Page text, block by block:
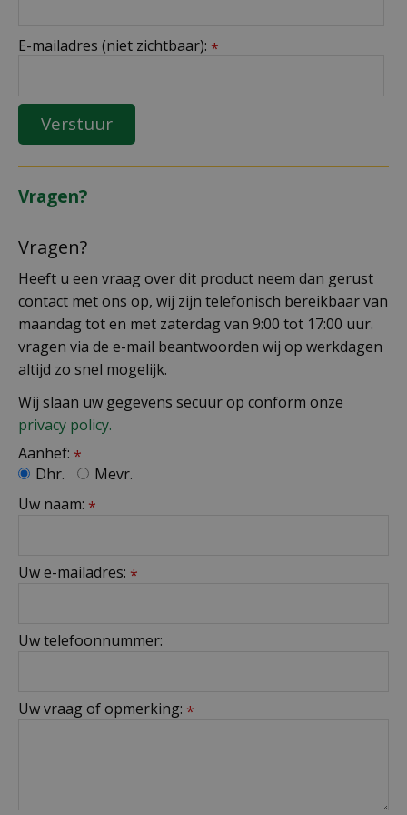
E-mailadres (niet zichtbaar): *
Vragen?
Vragen?
Heeft u een vraag over dit product neem dan gerust
contact met ons op, wij zijn telefonisch bereikbaar van
maandag tot en met zaterdag van 9:00 tot 17:00 uur.
vragen via de e-mail beantwoorden wij op werkdagen
altijd zo snel mogelijk.
Wij slaan uw gegevens secuur op conform onze
privacy policy.
Aanhef: *
Dhr.
Mevr.
Uw naam: *
Uw e-mailadres: *
Uw telefoonnummer:
Uw vraag of opmerking: *